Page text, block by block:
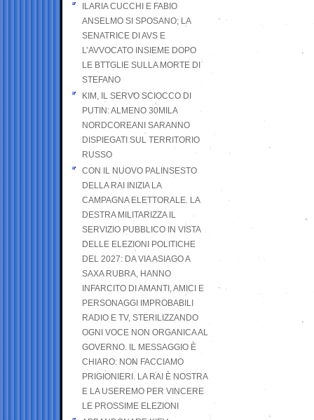
ILARIA CUCCHI E FABIO
ANSELMO SI SPOSANO; LA
SENATRICE DI AVS E
L’AVVOCATO INSIEME DOPO
LE BTTGLIE SULLA MORTE DI
STEFANO
KIM, IL SERVO SCIOCCO DI
PUTIN: ALMENO 30MILA
NORDCOREANI SARANNO
DISPIEGATI SUL TERRITORIO
RUSSO
CON IL NUOVO PALINSESTO
DELLA RAI INIZIA LA
CAMPAGNA ELETTORALE. LA
DESTRA MILITARIZZA IL
SERVIZIO PUBBLICO IN VISTA
DELLE ELEZIONI POLITICHE
DEL 2027: DA VIA ASIAGO A
SAXA RUBRA, HANNO
INFARCITO DI AMANTI, AMICI E
PERSONAGGI IMPROBABILI
RADIO E TV, STERILIZZANDO
OGNI VOCE NON ORGANICA AL
GOVERNO. IL MESSAGGIO È
CHIARO: NON FACCIAMO
PRIGIONIERI. LA RAI È NOSTRA
E LA USEREMO PER VINCERE
LE PROSSIME ELEZIONI